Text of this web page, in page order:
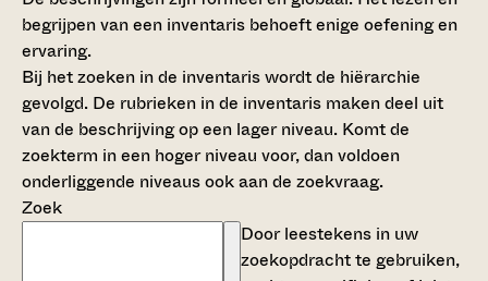
begrijpen van een inventaris behoeft enige oefening en
ervaring.
Bij het zoeken in de inventaris wordt de hiërarchie
gevolgd. De rubrieken in de inventaris maken deel uit
van de beschrijving op een lager niveau. Komt de
zoekterm in een hoger niveau voor, dan voldoen
onderliggende niveaus ook aan de zoekvraag.
Zoek
Door leestekens in uw
zoekopdracht te gebruiken,